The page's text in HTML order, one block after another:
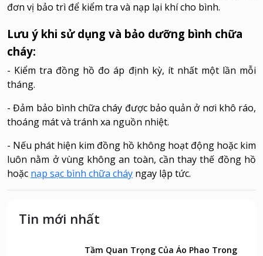
đơn vị bảo trì để kiểm tra và nạp lại khí cho bình.
Lưu ý khi sử dụng và bảo dưỡng bình chữa
cháy:
- Kiểm tra đồng hồ đo áp định kỳ, ít nhất một lần mỗi
tháng.
- Đảm bảo bình chữa cháy được bảo quản ở nơi khô ráo,
thoáng mát và tránh xa nguồn nhiệt.
- Nếu phát hiện kim đồng hồ không hoạt động hoặc kim
luôn nằm ở vùng không an toàn, cần thay thế đồng hồ
hoặc nạp sạc bình chữa cháy ngay lập tức.
Tin mới nhất
Tầm Quan Trọng Của Áo Phao Trong